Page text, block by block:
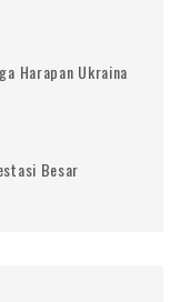
Harapan Ukraina
Besar